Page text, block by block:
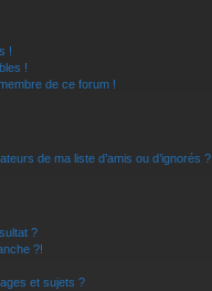
!
!
de ce forum !
de ma liste d’amis ou d’ignorés ?
?
?!
et sujets ?